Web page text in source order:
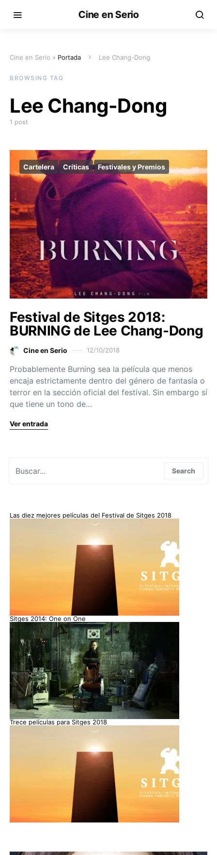
Cine en Serio
Cine en Serio » Portada Lee Chang-Dong
BROWSING TAG
Lee Chang-Dong
1 post
Cartelera Críticas Festivales y Premios
Festival de Sitges 2018:
BURNING de Lee Chang-Dong
Cine en Serio 12/10/2018
Probablemente Burning sea la película que menos
encaja estrictamente dentro del género de fantasía o
terror en la sección oficial del festival. Sin embargo sí
que tiene un tono de…
Ver entrada
Search
Las diez mejores películas del Festival de Sitges 2018
Sitges 2014: One on One
Trece películas para Sitges 2018